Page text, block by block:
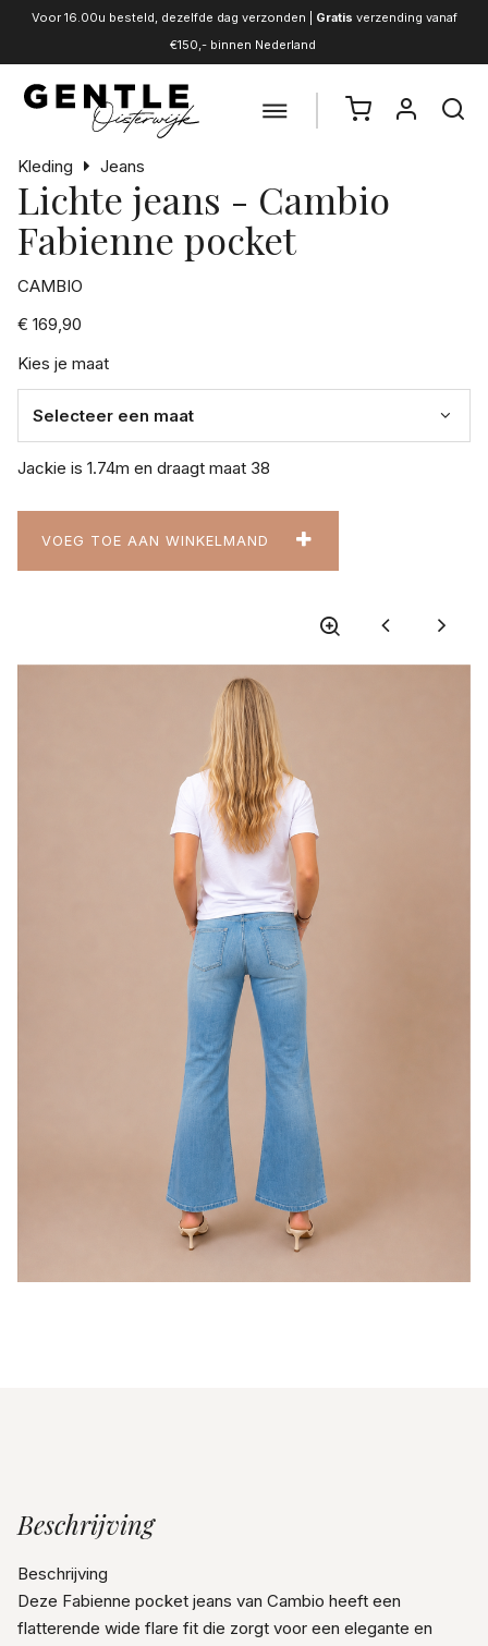
Voor 16.00u besteld, dezelfde dag verzonden | Gratis verzending vanaf
€150,- binnen Nederland
Kleding Jeans
Lichte jeans - Cambio
Fabienne pocket
CAMBIO
€ 169,90
Kies je maat
Jackie is 1.74m en draagt maat 38
VOEG TOE AAN WINKELMAND
Beschrijving
Beschrijving
Deze Fabienne pocket jeans van Cambio heeft een
flatterende wide flare fit die zorgt voor een elegante en